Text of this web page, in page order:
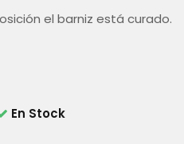
el barniz está curado.
En Stock